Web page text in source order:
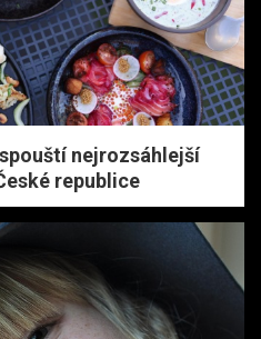
nejrozsáhlejší
republice